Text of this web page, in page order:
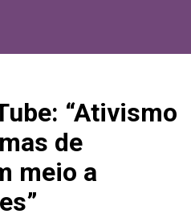
“Ativismo
de
meio a